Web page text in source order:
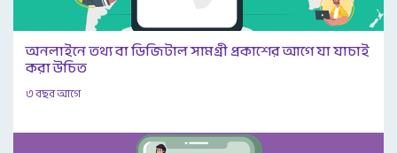
অনলাইনে তথ্য বা ডিজিটাল সামগ্রী প্রকাশের আগে যা যাচাই
করা উচিত
৩ বছর আগে